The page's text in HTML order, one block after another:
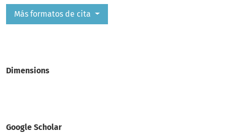
Más formatos de cita
Dimensions
Google Scholar